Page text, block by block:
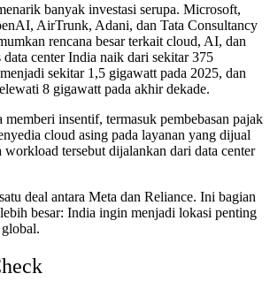
banyak investasi serupa. Microsoft,
AirTrunk, Adani, dan Tata Consultancy
rencana besar terkait cloud, AI, dan
data center India naik dari sekitar 375
sekitar 1,5 gigawatt pada 2025, dan
8 gigawatt pada akhir dekade.
insentif, termasuk pembebasan pajak
cloud asing pada layanan yang dijual
workload tersebut dijalankan dari data center
deal antara Meta dan Reliance. Ini bagian
besar: India ingin menjadi lokasi penting